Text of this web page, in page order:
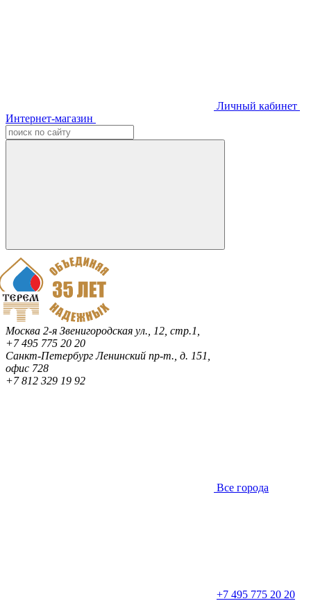
Личный кабинет
Интернет-магазин
Москва 2-я Звенигородская ул., 12, стр.1,
+7 495 775 20 20
Санкт-ПетербургЛенинский пр-т., д. 151,
офис 728
+7 812 329 19 92
Все города
+7 495 775 20 20